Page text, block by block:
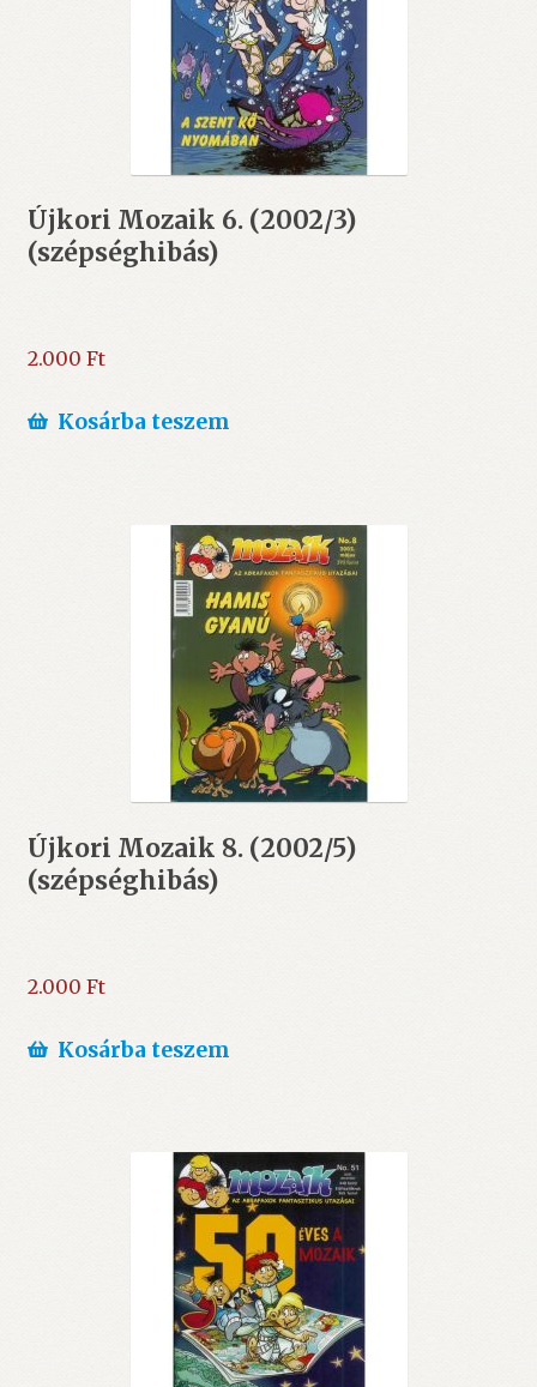
Újkori Mozaik 6. (2002/3)
(szépséghibás)
2.000 Ft
Kosárba teszem
Újkori Mozaik 8. (2002/5)
(szépséghibás)
2.000 Ft
Kosárba teszem